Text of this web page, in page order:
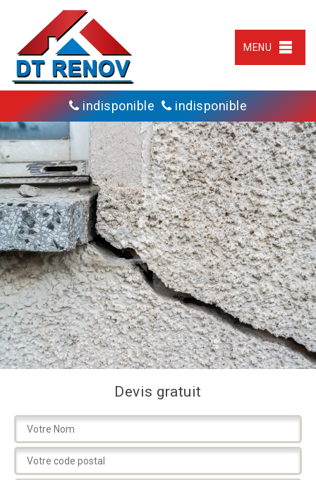
MENU
indisponible indisponible
Devis gratuit